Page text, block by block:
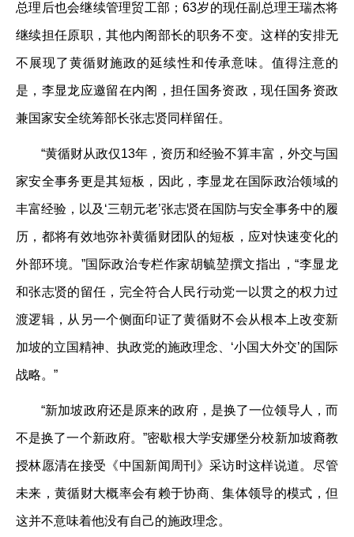
总理后也会继续管理贸工部；63岁的现任副总理王瑞杰将
继续担任原职，其他内阁部长的职务不变。这样的安排无
不展现了黄循财施政的延续性和传承意味。值得注意的
是，李显龙应邀留在内阁，担任国务资政，现任国务资政
兼国家安全统筹部长张志贤同样留任。
“黄循财从政仅13年，资历和经验不算丰富，外交与国
家安全事务更是其短板，因此，李显龙在国际政治领域的
丰富经验，以及‘三朝元老’张志贤在国防与安全事务中的履
历，都将有效地弥补黄循财团队的短板，应对快速变化的
外部环境。”国际政治专栏作家胡毓堃撰文指出，“李显龙
和张志贤的留任，完全符合人民行动党一以贯之的权力过
渡逻辑，从另一个侧面印证了黄循财不会从根本上改变新
加坡的立国精神、执政党的施政理念、‘小国大外交’的国际
战略。”
“新加坡政府还是原来的政府，是换了一位领导人，而
不是换了一个新政府。”密歇根大学安娜堡分校新加坡裔教
授林愿清在接受《中国新闻周刊》采访时这样说道。尽管
未来，黄循财大概率会有赖于协商、集体领导的模式，但
这并不意味着他没有自己的施政理念。